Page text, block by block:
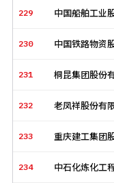
229 中国船舶工业
230 中国铁路物资
231 桐昆集团股份
232 老凤祥股份有
233 重庆建工集团
234 中石化炼化工